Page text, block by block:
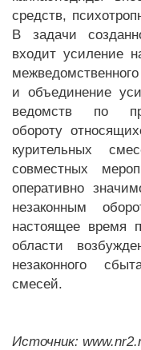
средств,
В задачи
входит усиление
и объединение
ведомств по
обороту
курительных
совместных
оперативно
незаконным
настоящее время
области
незаконного
смесей.
Источник: